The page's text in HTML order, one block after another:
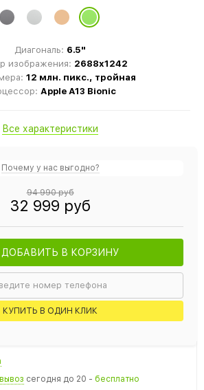
Диагональ: 6.5"
изображения: 2688x1242
12 млн. пикс., тройная
Apple A13 Bionic
Все характеристики
Почему у нас выгодно?
94 990 руб
32 999 руб
ДОБАВИТЬ В КОРЗИНУ
КУПИТЬ В ОДИН КЛИК
сегодня до 20 - бесплатно